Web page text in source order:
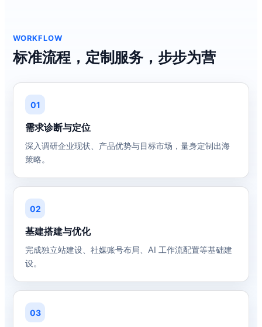
WORKFLOW
标准流程，定制服务，步步为营
01
需求诊断与定位
深入调研企业现状、产品优势与目标市场，量身定制出海
策略。
02
基建搭建与优化
完成独立站建设、社媒账号布局、AI 工作流配置等基础建
设。
03